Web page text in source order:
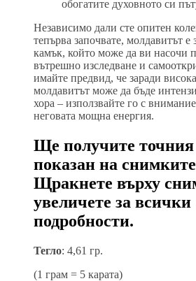
обогатите духовното си
Независимо дали сте опитен
тепърва започвате, молдавитът е
камък, който може да ви насочи
вътрешно изследване и
имайте предвид, че заради
молдавитът може да бъде
хора – използвайте го с
неговата мощна енергия.
Ще получите
показан на
Щракнете върху
увеличете за всички
подробности.
Тегло: 4,61 гр.
(1 грам = 5 карата)